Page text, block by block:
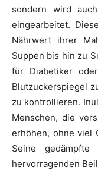
sondern wird
eingearbeitet.
Nährwert ihrer
Suppen bis hin zu
für Diabetiker
Blutzuckerspiegel
zu kontrollieren.
Menschen, die
erhöhen, ohne viel
Seine
hervorragenden